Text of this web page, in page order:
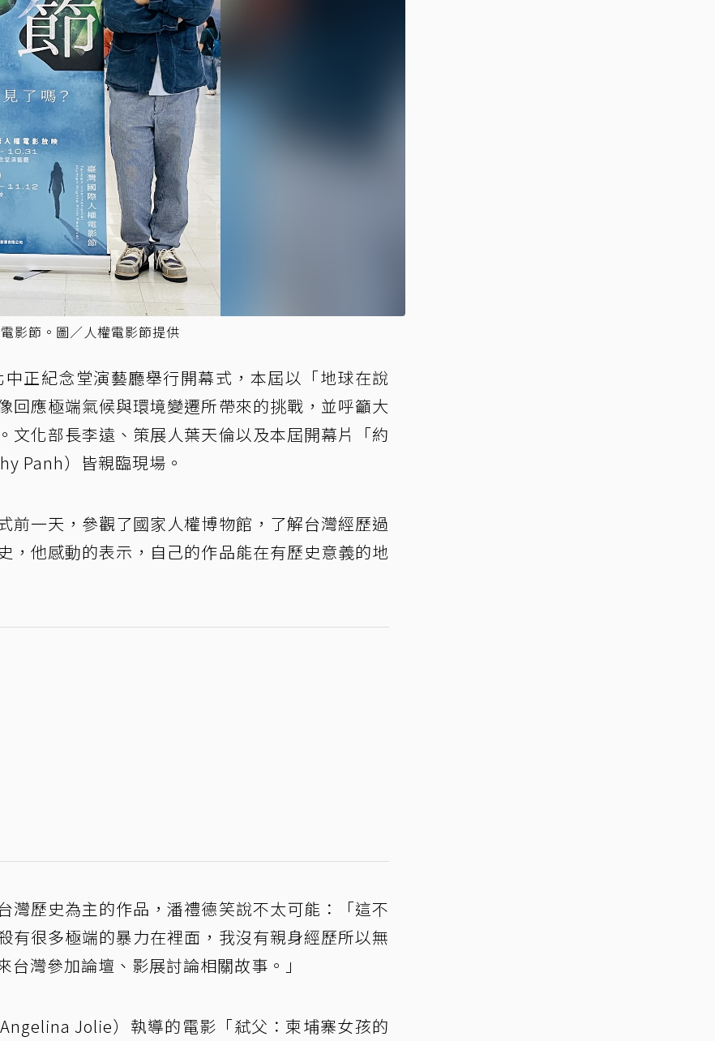
影節。圖／人權電影節提供
中正紀念堂演藝廳舉行開幕式，本屆以「地球在說
回應極端氣候與環境變遷所帶來的挑戰，並呼籲大
文化部長李遠、策展人葉天倫以及本屆開幕片「約
Panh）皆親臨現場。
前一天，參觀了國家人權博物館，了解台灣經歷過
，他感動的表示，自己的作品能在有歷史意義的地
灣歷史為主的作品，潘禮德笑說不太可能：「這不
有很多極端的暴力在裡面，我沒有親身經歷所以無
灣參加論壇、影展討論相關故事。」
Angelina Jolie）執導的電影「弒父：柬埔寨女孩的